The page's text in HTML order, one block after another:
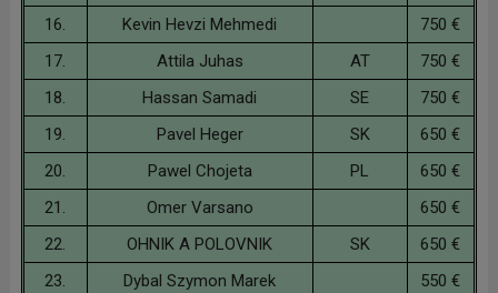
16.
Kevin Hevzi Mehmedi
750 €
17.
Attila Juhas AT
750 €
18.
Hassan Samadi SE
750 €
19.
Pavel Heger SK
650 €
20.
Pawel Chojeta PL
650 €
21.
Omer Varsano
650 €
22.
OHNIK A POLOVNIK SK
650 €
23.
Dybal Szymon Marek
550 €